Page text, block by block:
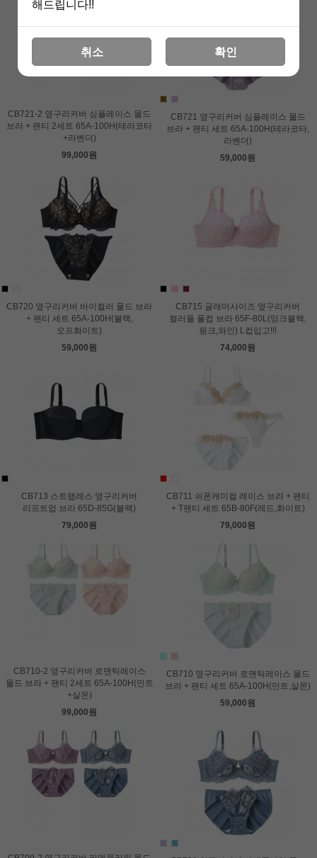
CB721-2 옆구리커버 심플레이스 몰드
브라 + 팬티 2세트 65A-100H(테라코타
+라벤더)
99,000원
CB721 옆구리커버 심플레이스 몰드
브라 + 팬티 세트 65A-100H(테라코타,
라벤더)
59,000원
CB720 옆구리커버 바이컬러 몰드 브라
+ 팬티 세트 65A-100H(블랙,
오프화이트)
59,000원
CB715 글래머사이즈 옆구리커버
컬러플 풀컵 브라 65F-80L(잉크블랙,
핑크,와인) L컵입고!!!
74,000원
CB713 스트랩레스 옆구리커버
리프트업 브라 65D-85G(블랙)
79,000원
CB711 쉬폰캐미컬 레이스 브라 + 팬티
+ T팬티 세트 65B-80F(레드,화이트)
79,000원
CB710-2 옆구리커버 로맨틱레이스
몰드 브라 + 팬티 2세트 65A-100H(민트
+살몬)
99,000원
CB710 옆구리커버 로맨틱레이스 몰드
브라 + 팬티 세트 65A-100H(민트,살몬)
59,000원
해드립니다!!
취소 확인